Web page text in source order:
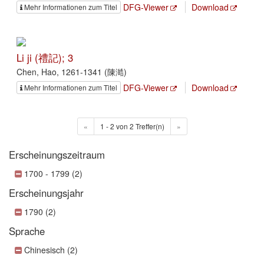
Mehr Informationen zum Titel DFG-Viewer Download
Li ji (禮記); 3
Chen, Hao, 1261-1341 (陳澔)
Mehr Informationen zum Titel DFG-Viewer Download
« 1 - 2 von 2 Treffer(n) »
Erscheinungszeitraum
1700 - 1799 (2)
Erscheinungsjahr
1790 (2)
Sprache
Chinesisch (2)